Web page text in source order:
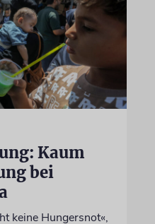
Kaum
bei
keine Hungersnot«,